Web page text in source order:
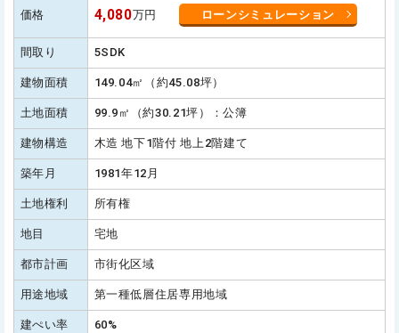
価格 4,080万円 ローンシミュレーション
間取り 5SDK
建物面積 149.04㎡（約45.08坪）
土地面積 99.9㎡（約30.21坪）：公簿
建物構造 木造 地下1階付 地上2階建て
築年月 1981年12月
土地権利 所有権
地目 宅地
都市計画 市街化区域
用途地域 第一種低層住居専用地域
建ぺい率 60%